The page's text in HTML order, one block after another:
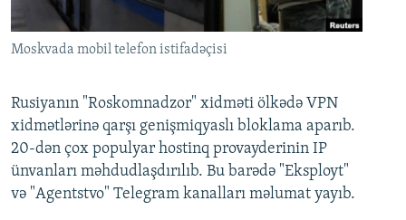
Moskvada mobil telefon istifadəçisi
Rusiyanın "Roskomnadzor" xidməti ölkədə VPN
xidmətlərinə qarşı genişmiqyaslı bloklama aparıb.
20-dən çox populyar hostinq provayderinin IP
ünvanları məhdudlaşdırılıb. Bu barədə "Eksployt"
və "Agentstvo" Telegram kanalları məlumat yayıb.